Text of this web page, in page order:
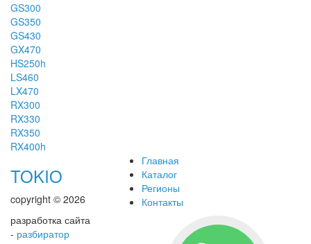
GS300
GS350
GS430
GX470
HS250h
LS460
LX470
RX300
RX330
RX350
RX400h
TOKIO
copyright © 2026
разработка сайта
- разбиратор
Главная
Каталог
Регионы
Контакты